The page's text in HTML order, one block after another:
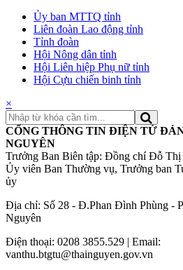
Ủy ban MTTQ tỉnh
Liên đoàn Lao động tỉnh
Tỉnh đoàn
Hội Nông dân tỉnh
Hội Liên hiệp Phụ nữ tỉnh
Hội Cựu chiến binh tỉnh
×
CỔNG THÔNG TIN ĐIỆN TỬ
NGUYÊN
Trưởng Ban Biên tập: Đồng chí Đỗ
Ủy viên Ban Thường vụ, Trưởng ban
ủy
Địa chỉ: Số 28 - Đ.Phan Đình Phùng -
Nguyên
Điện thoại: 0208 3855.529 | Email:
vanthu.btgtu@thainguyen.gov.vn